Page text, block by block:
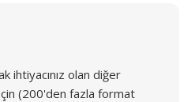
ihtiyacınız olan diğer
(200'den fazla format